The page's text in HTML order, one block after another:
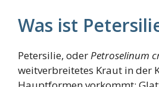
Was ist
Petersilie, oderPetroselinum
weitverbreitetes Kraut in der